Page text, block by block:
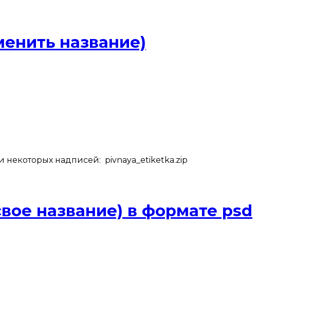
название)
некоторых надписей: pivnaya_etiketka.zip
название) в формате psd